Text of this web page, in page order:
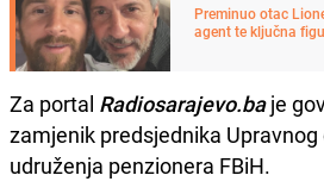
Preminuo otac
agent te ključna
Za portal Radiosarajevo.ba je
zamjenik predsjednika Upravnog
udruženja penzionera FBiH.